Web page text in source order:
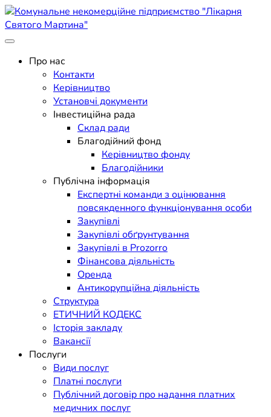
Skip
to
content
Комунальне некомерційне
підприємство "Лікарня
Святого Мартина"
Поліклініка Мукачево
Про нас
Контакти
Керівництво
Установчі документи
Інвестиційна рада
Склад ради
Благодійний фонд
Керівництво фонду
Благодійники
Публічна інформація
Експертні команди з оцінювання
повсякденного функціонування особи
Закупівлі
Закупівлі обґрунтування
Закупівлі в Prozorro
Фінансова діяльність
Оренда
Антикорупційна діяльність
Структура
ЕТИЧНИЙ КОДЕКС
Історія закладу
Вакансії
Послуги
Види послуг
Платні послуги
Публічний договір про надання платних
медичних послуг